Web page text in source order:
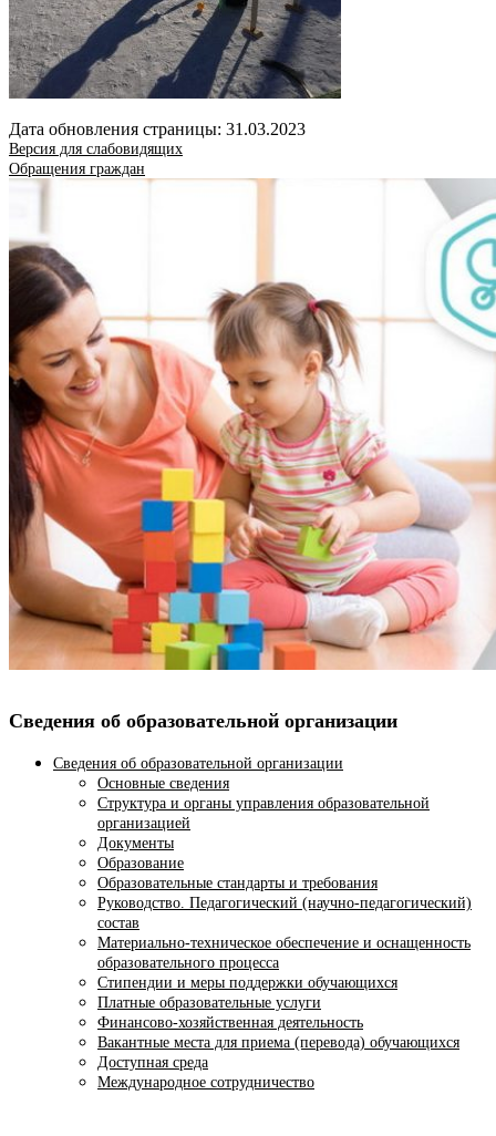
Дата обновления страницы: 31.03.2023
Версия для слабовидящих
Обращения граждан
Сведения об образовательной организации
Сведения об образовательной организации
Основные сведения
Структура и органы управления образовательной
организацией
Документы
Образование
Образовательные стандарты и требования
Руководство. Педагогический (научно-педагогический)
состав
Материально-техническое обеспечение и оснащенность
образовательного процесса
Стипендии и меры поддержки обучающихся
Платные образовательные услуги
Финансово-хозяйственная деятельность
Вакантные места для приема (перевода) обучающихся
Доступная среда
Международное сотрудничество